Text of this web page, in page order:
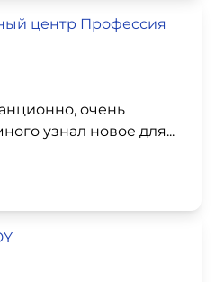
центр Профессия
очень
узнал новое для...